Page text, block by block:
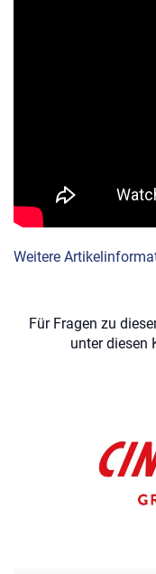
Weitere
Für Fragen zu
unter diesen